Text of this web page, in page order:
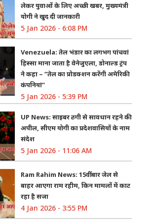
लेकर युवाओं के लिए अच्छी खबर, मुख्यमंत्री
योगी ने खुद दी जानकारी
5 Jan 2026 - 6:08 PM
Venezuela: तेल भंडार का लगभग पांचवां
हिस्सा माना जाता है वेनेजुएला, डोनाल्ड ट्रंप
ने कहा – “तेल का प्रोडक्शन करेंगी अमेरिकी
कंपनियां”
5 Jan 2026 - 5:39 PM
UP News: साइबर ठगी से सावधान रहने की
अपील, सीएम योगी का प्रदेशवासियों के नाम
संदेश
5 Jan 2026 - 11:06 AM
Ram Rahim News: 15वीं बार जेल से
बाहर आएगा राम रहीम, किन मामलों में काट
रहा है सजा
4 Jan 2026 - 3:55 PM